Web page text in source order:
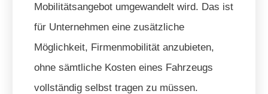
Mobilitätsangebot umgewandelt wird. Das ist
für Unternehmen eine zusätzliche
Möglichkeit, Firmenmobilität anzubieten,
ohne sämtliche Kosten eines Fahrzeugs
vollständig selbst tragen zu müssen.